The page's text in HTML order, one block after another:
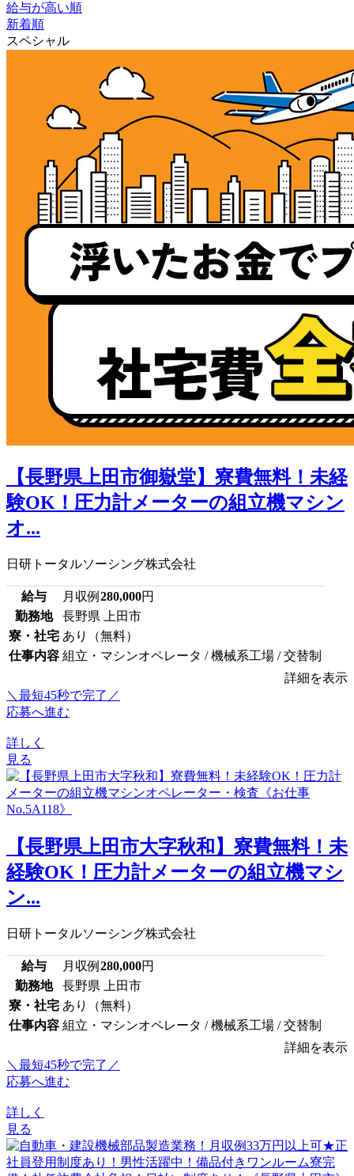
給与が高い順
新着順
スペシャル
【長野県上田市御嶽堂】寮費無料！未経
験OK！圧力計メーターの組立機マシン
オ...
日研トータルソーシング株式会社
給与 月収例 280,000円
勤務地
長野県 上田市
寮・社宅 あり（無料）
仕事内容 組立・マシンオペレータ / 機械系工場 / 交替制
詳細を表示
＼最短45秒で完了／
応募へ進む
詳しく
見る
【長野県上田市大字秋和】寮費無料！未
経験OK！圧力計メーターの組立機マシ
ン...
日研トータルソーシング株式会社
給与 月収例 280,000円
勤務地
長野県 上田市
寮・社宅 あり（無料）
仕事内容 組立・マシンオペレータ / 機械系工場 / 交替制
詳細を表示
＼最短45秒で完了／
応募へ進む
詳しく
見る